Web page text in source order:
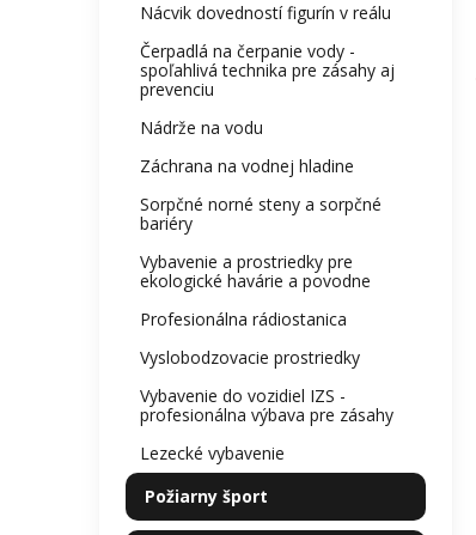
Nácvik dovedností figurín v reálu
Čerpadlá na čerpanie vody -
spoľahlivá technika pre zásahy aj
prevenciu
Nádrže na vodu
Záchrana na vodnej hladine
Sorpčné norné steny a sorpčné
bariéry
Vybavenie a prostriedky pre
ekologické havárie a povodne
Profesionálna rádiostanica
Vyslobodzovacie prostriedky
Vybavenie do vozidiel IZS -
profesionálna výbava pre zásahy
Lezecké vybavenie
Požiarny šport